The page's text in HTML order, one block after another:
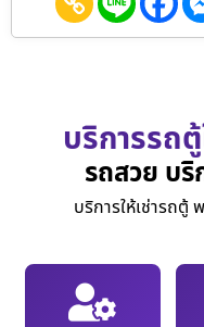
บริการรถ
รถสวย บริ
บริการให้เช่ารถ